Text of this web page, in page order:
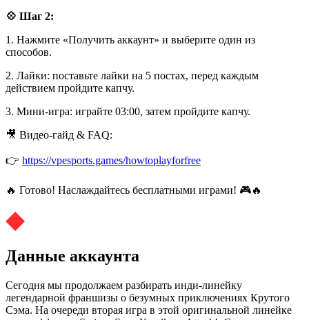
💠 Шаг 2:
1. Нажмите «Получить аккаунт» и выберите один из
способов.
2. Лайки: поставьте лайки на 5 постах, перед каждым
действием пройдите капчу.
3. Мини-игра: играйте 03:00, затем пройдите капчу.
🎥 Видео-гайд & FAQ:
👉 https://vpesports.games/howtoplayforfree
🔥 Готово! Наслаждайтесь бесплатными играми! 🎮🔥
Данные аккаунта
Сегодня мы продолжаем разбирать инди-линейку
легендарной франшизы о безумных приключениях Крутого
Сэма. На очереди вторая игра в этой оригинальной линейке